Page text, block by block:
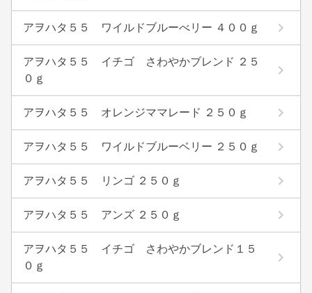
アヲハタ５５ ワイルドブルーべリー ４００ｇ
アヲハタ５５ イチゴ さわやかブレンド ２５
０ｇ
アヲハタ５５ オレンジママレード ２５０ｇ
アヲハタ５５ ワイルドブルーベリー ２５０ｇ
アヲハタ５５ リンゴ ２５０ｇ
アヲハタ５５ アンズ ２５０ｇ
アヲハタ５５ イチゴ さわやかブレンド１５
０ｇ